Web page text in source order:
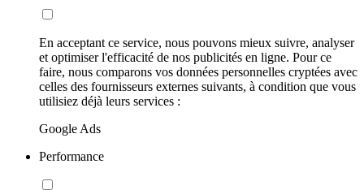
En acceptant ce service, nous pouvons mieux suivre, analyser
et optimiser l'efficacité de nos publicités en ligne. Pour ce
faire, nous comparons vos données personnelles cryptées avec
celles des fournisseurs externes suivants, à condition que vous
utilisiez déjà leurs services :
Google Ads
Performance